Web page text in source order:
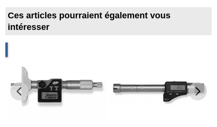
Ces articles pourraient également vous
intéresser